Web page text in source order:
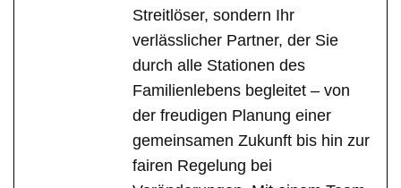
Streitlöser, sondern Ihr
verlässlicher Partner, der Sie
durch alle Stationen des
Familienlebens begleitet – von
der freudigen Planung einer
gemeinsamen Zukunft bis hin zur
fairen Regelung bei